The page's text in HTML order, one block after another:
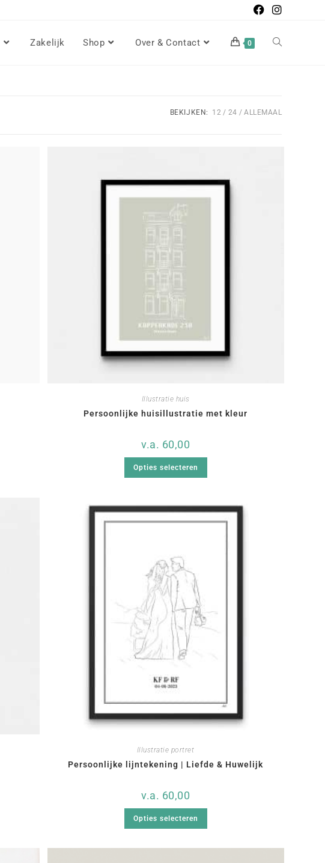
Zakelijk Shop Over & Contact 0
BEKIJKEN: 12 24 ALLEMAAL
Illustratie huis
Persoonlijke huisillustratie met kleur
v.a. 60,00
Opties selecteren
Illustratie portret
Persoonlijke lijntekening | Liefde & Huwelijk
v.a. 60,00
Opties selecteren